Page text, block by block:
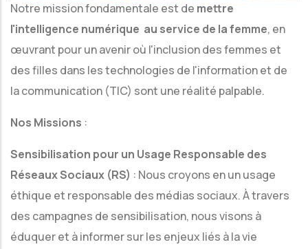
Notre mission fondamentale est de mettre
l'intelligence numérique au service de la femme, en
œuvrant pour un avenir où l'inclusion des femmes et
des filles dans les technologies de l'information et de
la communication (TIC) sont une réalité palpable.
Nos Missions :
Sensibilisation pour un Usage Responsable des
Réseaux Sociaux (RS) : Nous croyons en un usage
éthique et responsable des médias sociaux. À travers
des campagnes de sensibilisation, nous visons à
éduquer et à informer sur les enjeux liés à la vie